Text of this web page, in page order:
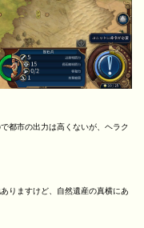
都市の出力は高くないが、ヘラク
りますけど、自然遺産の真横にあ